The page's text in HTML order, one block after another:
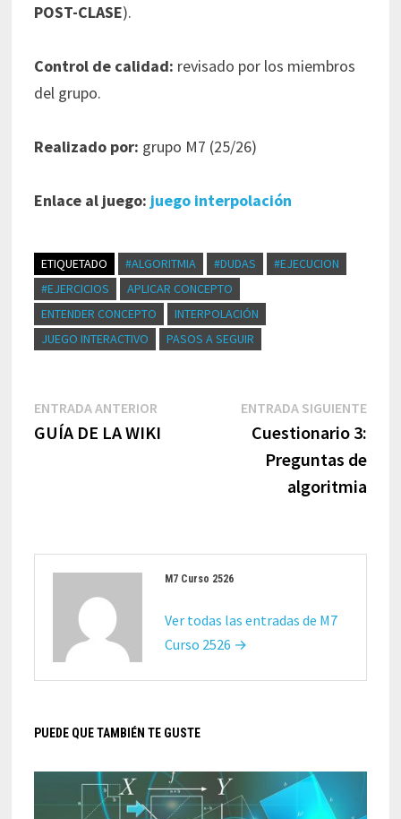
POST-CLASE).
Control de calidad: revisado por los miembros
del grupo.
Realizado por: grupo M7 (25/26)
Enlace al juego: juego interpolación
ETIQUETADO #ALGORITMIA #DUDAS
#EJECUCION
#EJERCICIOS
APLICAR CONCEPTO
ENTENDER CONCEPTO
INTERPOLACIÓN
JUEGO INTERACTIVO
PASOS A SEGUIR
Navegación
entradas
ENTRADA ANTERIOR
anterior:
GUÍA DE LA WIKI
ENTRADA SIGUIENTE
Cuestionario 3:
Preguntas de
algoritmia
M7 Curso 2526
Ver todas las entradas de M7
Curso 2526 →
PUEDE QUE TAMBIÉN TE GUSTE